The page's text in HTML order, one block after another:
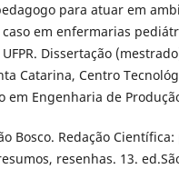
para atuar em
em enfermarias
Dissertação
Catarina, Centro
em Engenharia de
Bosco. Redação
resenhas. 13.